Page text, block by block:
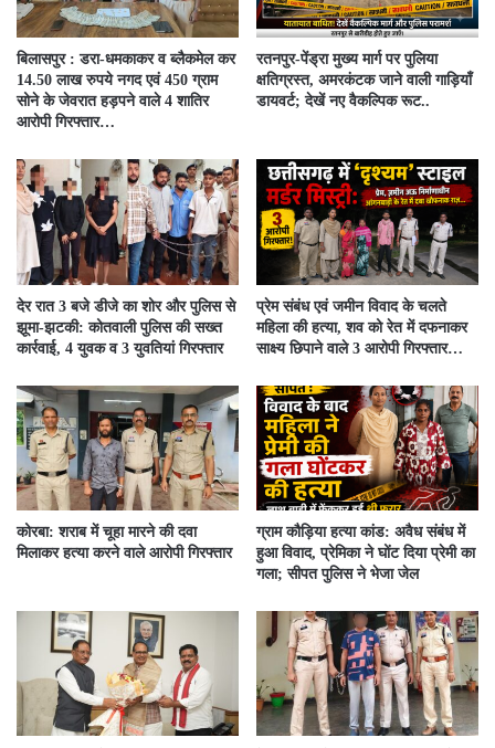
बिलासपुर : डरा-धमकाकर व ब्लैकमेल कर
14.50 लाख रुपये नगद एवं 450 ग्राम
सोने के जेवरात हड़पने वाले 4 शातिर
आरोपी गिरफ्तार…
रतनपुर-पेंड्रा मुख्य मार्ग पर पुलिया
क्षतिग्रस्त, अमरकंटक जाने वाली गाड़ियाँ
डायवर्ट; देखें नए वैकल्पिक रूट..
देर रात 3 बजे डीजे का शोर और पुलिस से
झूमा-झटकी: कोतवाली पुलिस की सख्त
कार्रवाई, 4 युवक व 3 युवतियां गिरफ्तार
प्रेम संबंध एवं जमीन विवाद के चलते
महिला की हत्या, शव को रेत में दफनाकर
साक्ष्य छिपाने वाले 3 आरोपी गिरफ्तार…
कोरबा: शराब में चूहा मारने की दवा
मिलाकर हत्या करने वाले आरोपी गिरफ्तार
ग्राम कौड़िया हत्या कांड: अवैध संबंध में
हुआ विवाद, प्रेमिका ने घोंट दिया प्रेमी का
गला; सीपत पुलिस ने भेजा जेल